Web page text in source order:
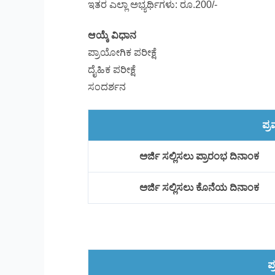
ಇತರ ಎಲ್ಲಾ ಅಭ್ಯರ್ಥಿಗಳು: ರೂ.200/-
ಆಯ್ಕೆ ವಿಧಾನ
ಪ್ರಾಯೋಗಿಕ ಪರೀಕ್ಷೆ
ದೈಹಿಕ ಪರೀಕ್ಷೆ
ಸಂದರ್ಶನ
ಅರ್ಜಿ ಸಲ್ಲಿಸಲು ಪ್ರಾರಂಭ ದಿನಾಂಕ
ಅರ್ಜಿ ಸಲ್ಲಿಸಲು ಕೊನೆಯ ದಿನಾಂಕ